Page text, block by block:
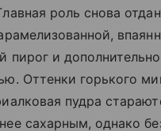
роль снова
пирог и
Оттенки горького
пудра
сахарным, однако